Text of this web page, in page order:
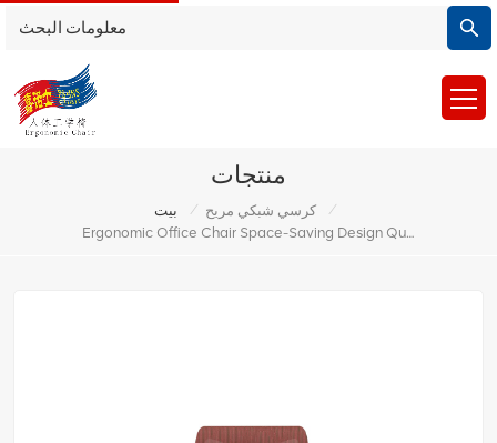
منتجات
بيت / كرسي شبكي مريح
/
Ergonomic Office Chair Space-Saving Design Quick Assembly Synchronized Tilt Action